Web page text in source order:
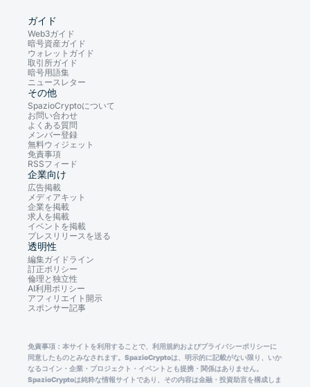
ガイド
Web3ガイド
暗号資産ガイド
ウォレットガイド
取引所ガイド
暗号用語集
ニュースレター
その他
SpazioCryptoについて
お問い合わせ
よくある質問
メンバー登録
無料ウィジェット
免責事項
RSSフィード
企業向け
広告掲載
メディアキット
企業を掲載
求人を掲載
イベントを掲載
プレスリリースを送る
透明性
編集ガイドライン
訂正ポリシー
倫理と独立性
AI利用ポリシー
アフィリエイト開示
スポンサー記事
免責事項：本サイトを利用することで、利用規約およびプライバシーポリシーに
同意したものとみなされます。SpazioCryptoは、明示的に記載がない限り、いか
なるコイン・企業・プロジェクト・イベントとも提携・関係はありません。
SpazioCryptoは純粋な情報サイトであり、その内容は金融・投資助言を構成しま